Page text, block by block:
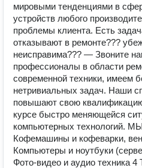
мировыми тенденциями в
устройств любого
проблемы клиента. Есть
отказывают в ремонте???
неисправима??? — Звоните
профессионалы в области
современной техники, имеем
нетривиальных задач. Наши
повышают свою
курсе быстро меняющейся
компьютерных
Кофемашины и кофеварки,
Компьютеры и ноутбуки
Фото-видео и аудио техника